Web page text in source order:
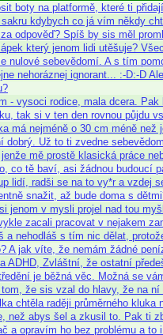
boty na platformě, které ti
kdybych co já vím někdy
odpověď? Spíš by sis měl
který jenom lidi utěšuje?
nulové sebevědomí. A s tím
nehoráznej ignorant... :-D:-D
- vysoci rodice, mala dcera.
tak si v ten den rovnou půjdu
má nejméně o 30 cm méně než
dobrý. Už to ti zvedne
mě prostě klasická práce
co tě baví, asi žádnou budoucí
lidí, radši se na to vy*r a vzdej
snažit, až bude doma s
jenom v mysli projel nad tou
zacali pracovat v nejakem
a nehodláš s tím nic dělat,
A jak víte, že nemám žádné
ADHD, Zvláštní, že ostatní
je běžná věc. Možná se
že sis vzal do hlavy, že na
chtěla raději průměrného
než abys šel a zkusil to. Pak ti
a opravím ho bez problému a